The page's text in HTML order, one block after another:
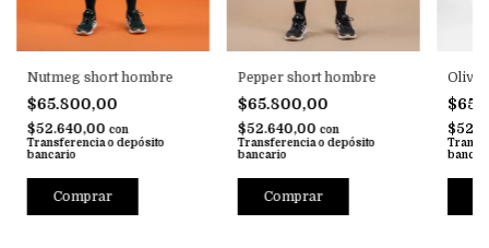
Nutmeg short hombre
$65.800,00
$52.640,00 con
Transferencia o depósito
bancario
Comprar
Pepper short hombre
$65.800,00
$52.640,00 con
Transferencia o depósito
bancario
Comprar
Oliva